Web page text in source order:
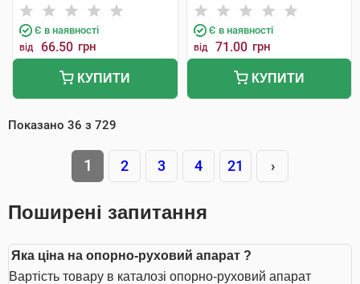
Є в наявності
від 66.50 грн
КУПИТИ
Є в наявності
від 71.00 грн
КУПИТИ
Показано 36 з 729
1 2 3 4 21 ›
Поширені запитання
Яка ціна на опорно-руховий апарат ?
Вартість товару в каталозі опорно-руховий апарат